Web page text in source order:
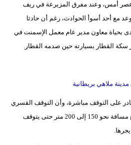
أمس، وعند مفرق المزيرعة في ريف
مع أحد أسوأ الحوادث، رغم أن حادثا
بحياة معاون مدير عام معمل الإسمنت في
القطار بسيارته حين صدمه القطار.
ملاهي بريطانية
على التوقف مباشرة، وأن التوقف القسري
في حالات الطوارئ يستلزم قطع مسافة نحو 150 إلى 200 متر حتى يتوقف